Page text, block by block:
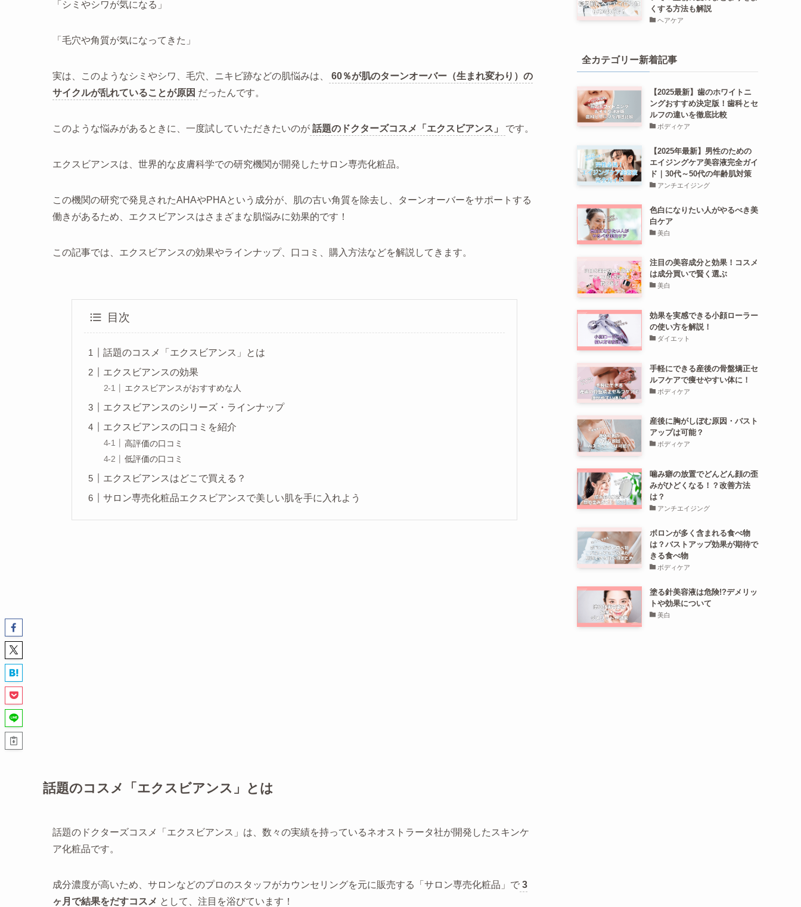
「シミやシワが気になる」
「毛穴や角質が気になってきた」
実は、このようなシミやシワ、毛穴、ニキビ跡などの肌悩みは、
60％が肌のターンオーバー（生まれ変わり）の
サイクルが乱れていることが原因 だったんです。
このような悩みがあるときに、一度試していただきたいのが 話題のドクターズコスメ「エクスビアンス」 です。
エクスビアンスは、世界的な皮膚科学での研究機関が開発したサロン専売化粧品。
この機関の研究で発見されたAHAやPHAという成分が、肌の古い角質を除去し、ターンオーバーをサポートする
働きがあるため、エクスビアンスはさまざまな肌悩みに効果的です！
この記事では、エクスビアンスの効果やラインナップ、口コミ、購入方法などを解説してきます。
目次
話題のコスメ「エクスビアンス」とは
エクスビアンスの効果
エクスビアンスがおすすめな人
エクスビアンスのシリーズ・ラインナップ
エクスビアンスの口コミを紹介
高評価の口コミ
低評価の口コミ
エクスビアンスはどこで買える？
サロン専売化粧品エクスビアンスで美しい肌を手に入れよう
話題のコスメ「エクスビアンス」とは
話題のドクターズコスメ「エクスビアンス」は、数々の実績を持っているネオストラータ社が開発したスキンケ
ア化粧品です。
成分濃度が高いため、サロンなどのプロのスタッフがカウンセリングを元に販売する「サロン専売化粧品」で 3
ヶ月で結果をだすコスメ として、注目を浴びています！
くする方法も解説
ヘアケア
全カテゴリー新着記事
【2025最新】歯のホワイトニ
ングおすすめ決定版！歯科とセ
ルフの違いを徹底比較
ボディケア
【2025年最新】男性のための
エイジングケア美容液完全ガイ
ド｜30代～50代の年齢肌対策
アンチエイジング
色白になりたい人がやるべき美
白ケア
美白
注目の美容成分と効果！コスメ
は成分買いで賢く選ぶ
美白
効果を実感できる小顔ローラー
の使い方を解説！
ダイエット
手軽にできる産後の骨盤矯正セ
ルフケアで痩せやすい体に！
ボディケア
産後に胸がしぼむ原因・バスト
アップは可能？
ボディケア
噛み癖の放置でどんどん顔の歪
みがひどくなる！？改善方法
は？
アンチエイジング
ボロンが多く含まれる食べ物
は？バストアップ効果が期待で
きる食べ物
ボディケア
塗る針美容液は危険!?デメリッ
トや効果について
美白